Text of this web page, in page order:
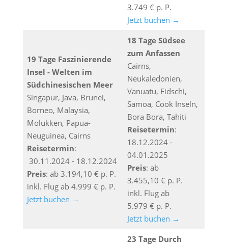
3.749 € p. P.
Jetzt buchen →
19 Tage Faszinierende
Insel - Welten im
Südchinesischen Meer
Singapur, Java, Brunei,
Borneo, Malaysia,
Molukken, Papua-
Neuguinea, Cairns
Reisetermin:
30.11.2024 - 18.12.2024
Preis: ab 3.194,10 € p. P.
inkl. Flug ab 4.999 € p. P.
Jetzt buchen →
18 Tage Südsee
zum Anfassen
Cairns,
Neukaledonien,
Vanuatu, Fidschi,
Samoa, Cook Inseln,
Bora Bora, Tahiti
Reisetermin:
18.12.2024 -
04.01.2025
Preis: ab
3.455,10 € p. P.
inkl. Flug ab
5.979 € p. P.
Jetzt buchen →
23 Tage Durch